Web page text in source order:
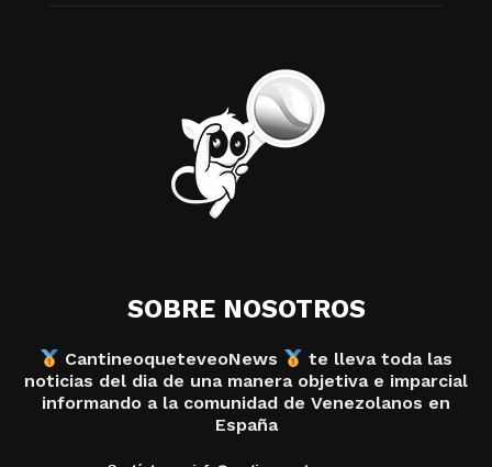
SOBRE NOSOTROS
CantineoqueteveoNews
te lleva toda las
noticias del dia de una manera objetiva e imparcial
informando a la comunidad de Venezolanos en
España